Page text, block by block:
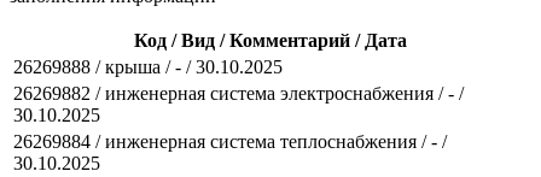
Код / Вид / Комментарий / Дата
26269888 / крыша / - / 30.10.2025
26269882 / инженерная система электроснабжения / - /
30.10.2025
26269884 / инженерная система теплоснабжения / - /
30.10.2025